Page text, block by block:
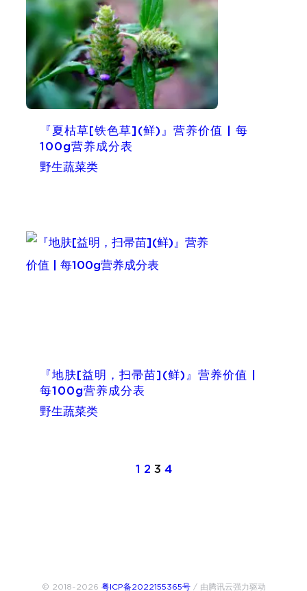
『夏枯草[铁色草](鲜)』营养价值 | 每
100g营养成分表
野生蔬菜类
『地肤[益明，扫帚苗](鲜)』营养价值 |
每100g营养成分表
野生蔬菜类
1 2 3 4
© 2018~2026 粤ICP备2022155365号/ 由腾讯云强力驱动